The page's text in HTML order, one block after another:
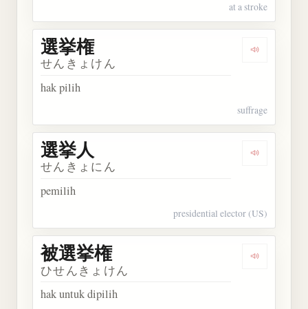
at a stroke
Dengarkan
選挙権
せんきょけん
hak pilih
suffrage
Dengarkan
選挙人
せんきょにん
pemilih
presidential elector (US)
Dengarkan
被選挙権
ひせんきょけん
hak untuk dipilih